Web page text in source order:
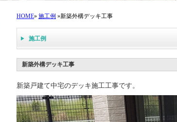
HOME» 施工例 »新築外構デッキ工事
施工例
新築外構デッキ工事
新築戸建て中宅のデッキ施工工事です。